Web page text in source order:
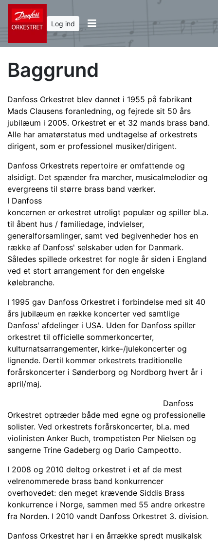
Log ind
Baggrund
Danfoss Orkestret blev dannet i 1955 på fabrikant
Mads Clausens foranledning, og fejrede sit 50 års
jubilæum i 2005. Orkestret er et 32 mands brass band.
Alle har amatørstatus med undtagelse af orkestrets
dirigent, som er professionel musiker/dirigent.
Danfoss Orkestrets repertoire er omfattende og
alsidigt. Det spænder fra marcher, musicalmelodier og
evergreens til større brass band værker.
I Danfoss
koncernen er orkestret utroligt populær og spiller bl.a.
til åbent hus / familiedage, indvielser,
generalforsamlinger, samt ved begivenheder hos en
række af Danfoss' selskaber uden for Danmark.
Således spillede orkestret for nogle år siden i England
ved et stort arrangement for den engelske
kølebranche.
I 1995 gav Danfoss Orkestret i forbindelse med sit 40
års jubilæum en række koncerter ved samtlige
Danfoss' afdelinger i USA. Uden for Danfoss spiller
orkestret til officielle sommerkoncerter,
kulturnatsarrangementer, kirke-/julekoncerter og
lignende. Dertil kommer orkestrets traditionelle
forårskoncerter i Sønderborg og Nordborg hvert år i
april/maj.
Danfoss
Orkestret optræder både med egne og professionelle
solister. Ved orkestrets forårskoncerter, bl.a. med
violinisten Anker Buch, trompetisten Per Nielsen og
sangerne Trine Gadeberg og Dario Campeotto.
I 2008 og 2010 deltog orkestret i et af de mest
velrenommerede brass band konkurrencer
overhovedet: den meget krævende Siddis Brass
konkurrence i Norge, sammen med 55 andre orkestre
fra Norden. I 2010 vandt Danfoss Orkestret 3. division.
Danfoss Orkestret har i en årrække spredt musikalsk